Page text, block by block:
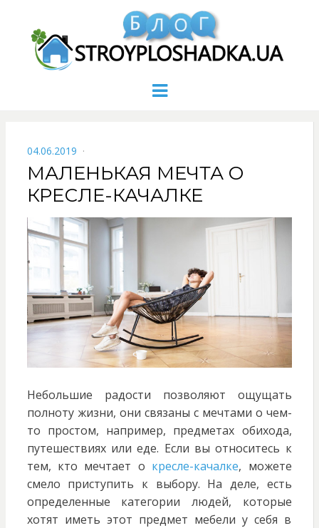
Menu
POSTED
ON
04.06.2019
МАЛЕНЬКАЯ МЕЧТА О
КРЕСЛЕ-КАЧАЛКЕ
Небольшие радости позволяют ощущать
полноту жизни, они связаны с мечтами о чем-
то простом, например, предметах обихода,
путешествиях или еде. Если вы относитесь к
тем, кто мечтает о кресле-качалке, можете
смело приступить к выбору. На деле, есть
определенные категории людей, которые
хотят иметь этот предмет мебели у себя в